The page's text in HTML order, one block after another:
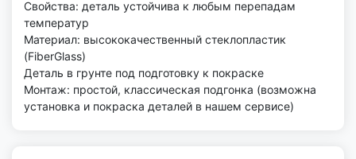
Свойства: деталь устойчива к любым перепадам
температур
Материал: высококачественный стеклопластик
(FiberGlass)
Деталь в грунте под подготовку к покраске
Монтаж: простой, классическая подгонка (возможна
установка и покраска деталей в нашем сервисе)